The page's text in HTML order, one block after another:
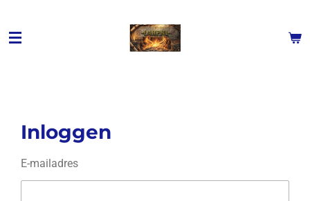
direct
naar
Inloggen
E-mailadres